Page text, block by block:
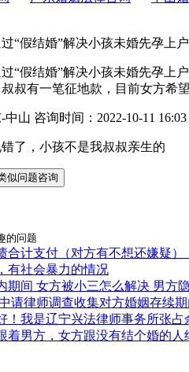
“假结婚”解决小孩未婚先孕上
“假结婚”解决小孩未婚先孕上
叔有一笔征地款，目前女方希
中山 咨询时间： 2022-10-11 16:03
了，小孩不是我叔叔亲生的
似问题咨询
的问题
合计支付（对方有不想还嫌疑）
有社会暴力的情况
期间 女方被小三怎么解决 男方
请律师调查收集对方婚姻存续
！我是辽宁兴法律师事务所张占
着男方，女方跟没有结个婚的人